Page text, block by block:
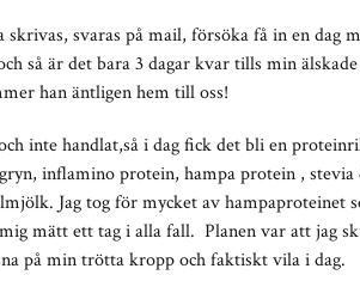
svaras på mail, försöka få in en dag
så är det bara 3 dagar kvar tills min
han äntligen hem till oss!
inte handlat,så i dag fick det bli en
inflamino protein, hampa protein ,
Jag tog för mycket av hampaproteinet
mätt ett tag i alla fall. Planen var att jag
på min trötta kropp och faktiskt vila i dag.